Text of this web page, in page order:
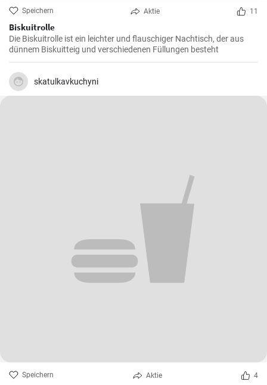
Speichern Aktie 11
Biskuitrolle
Die Biskuitrolle ist ein leichter und flauschiger Nachtisch, der aus
dünnem Biskuitteig und verschiedenen Füllungen besteht
skatulkavkuchyni
Speichern Aktie 4